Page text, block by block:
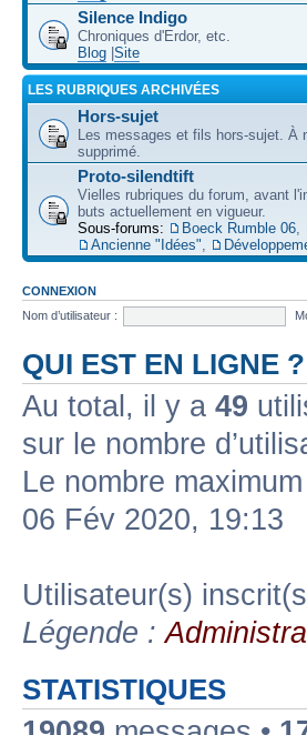
Silence Indigo
Chroniques d'Erdor, etc.
Blog Site
LES RUBRIQUES ARCHIVÉES
Hors-sujet
Les messages et fils hors-sujet. À
supprimé.
Proto-silendtift
Vielles rubriques du forum, avant
buts actuellement en vigueur.
Sous-forums:
Boeck Rumble 06,
Ancienne "Idées",
CONNEXION
Nom d’utilisateur :
QUI EST EN LIGNE ?
Au total, il y a 49
sur le nombre
Le nombre
06 Fév 2020, 19:13
Utilisateur(s)
Légende :
STATISTIQUES